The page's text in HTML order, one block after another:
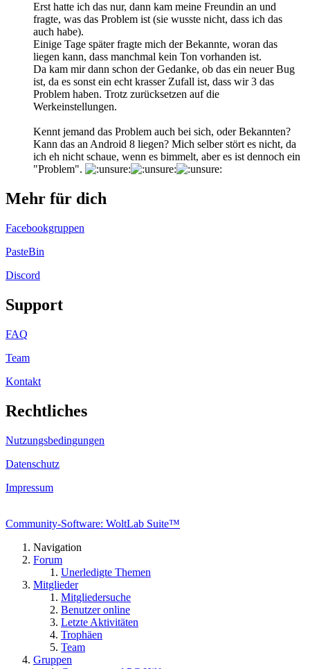
Erst hatte ich das nur, dann kam meine Freundin an und
fragte, was das Problem ist (sie wusste nicht, dass ich das
auch habe).
Einige Tage später fragte mich der Bekannte, woran das
liegen kann, dass manchmal kein Ton vorhanden ist.
Da kam mir dann schon der Gedanke, ob das ein neuer Bug
ist, da es sonst ein echt krasser Zufall ist, dass wir 3 das
Problem haben. Trotz zurücksetzen auf die
Werkeinstellungen.
Kennt jemand das Problem auch bei sich, oder Bekannten?
Kann das an Android 8 liegen? Mich selber stört es nicht, da
ich eh nicht schaue, wenn es bimmelt, aber es ist dennoch ein
"Problem".
Mehr für dich
Facebookgruppen
PasteBin
Discord
Support
FAQ
Team
Kontakt
Rechtliches
Nutzungsbedingungen
Datenschutz
Impressum
Community-Software: WoltLab Suite™
Navigation
Forum
Unerledigte Themen
Mitglieder
Mitgliedersuche
Benutzer online
Letzte Aktivitäten
Trophäen
Team
Gruppen